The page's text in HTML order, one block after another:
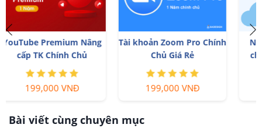
Tài khoản Zoom Pro Chính
Chủ Giá Rẻ
199,000 VNĐ
Nâng cấp Google One
chính chủ Giá Siêu Rẻ
259,000 VNĐ
Bài viết cùng chuyên mục